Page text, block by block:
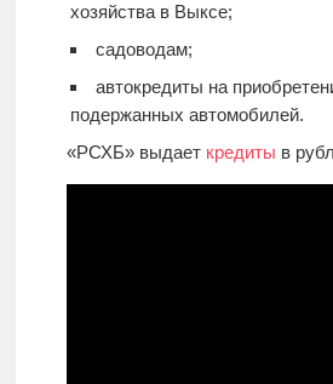
хозяйства в Выксе;
садоводам;
автокредиты на
подержанных автомобилей.
«РСХБ» выдает кредиты в